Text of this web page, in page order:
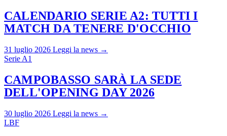
CALENDARIO SERIE A2: TUTTI I
MATCH DA TENERE D'OCCHIO
31 luglio 2026 Leggi la news →
Serie A1
CAMPOBASSO SARÀ LA SEDE
DELL'OPENING DAY 2026
30 luglio 2026 Leggi la news →
LBF